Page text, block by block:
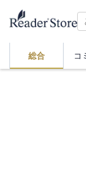
総合 コ